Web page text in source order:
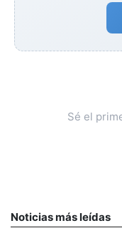
Sé el
Noticias más leídas